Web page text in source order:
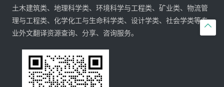

土木建筑类、地理科学类、环境科学与工程类、矿业类、物流管
理与工程类、化学化工与生命科学类、设计学类、社会学类等专
业外文翻译资源查询、分享、咨询服务。